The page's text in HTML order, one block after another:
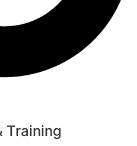
Training